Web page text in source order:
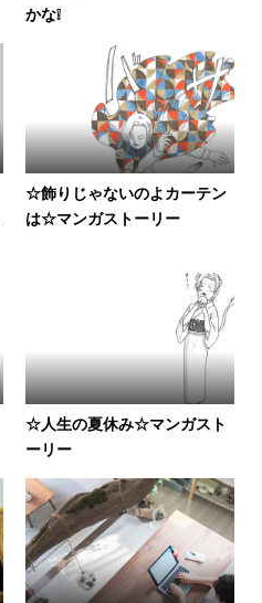
かな❕
☆飾りじゃないのよカーテン
は☆マンガストーリー
☆人生の夏休み☆マンガスト
ーリー